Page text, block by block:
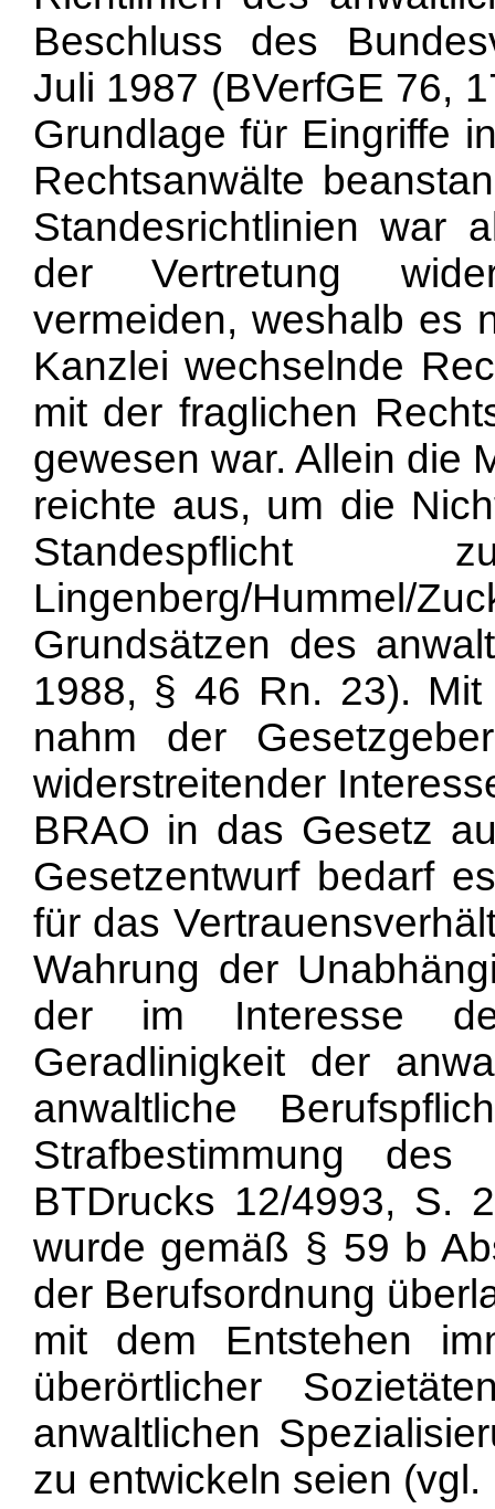
Beschluss des
Juli 1987 (BVerfGE 76,
Grundlage für Eingriffe
Rechtsanwälte
Standesrichtlinien war
der Vertretung
vermeiden, weshalb es
Kanzlei wechselnde
mit der fraglichen
gewesen war. Allein die
reichte aus, um die
Lingenberg/Hummel/
Grundsätzen des
1988, § 46 Rn. 23). Mit
nahm der
widerstreitender
BRAO in das Gesetz
Gesetzentwurf bedarf
für das
Wahrung der
der im Interesse
Geradlinigkeit der
anwaltliche
Strafbestimmung
BTDrucks 12/4993, S.
wurde gemäß § 59 b
der Berufsordnung
mit dem Entstehen
überörtlicher
anwaltlichen
zu entwickeln seien